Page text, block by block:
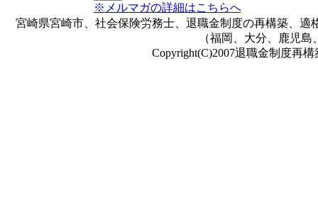
※メルマガの詳細はこちらへ
宮崎県宮崎市、社会保険労務士、退職金制度の再構築、
（福岡、大分、鹿児
Copyright(C)2007退職金制度再